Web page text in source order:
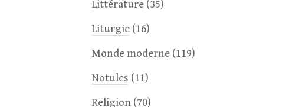
Littérature(35)
Liturgie(16)
Monde moderne(119)
Notules (11)
Religion (70)